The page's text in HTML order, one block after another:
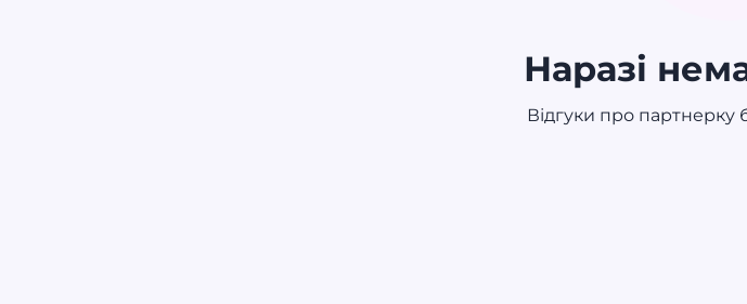
Наразі
Відгуки про партнерку